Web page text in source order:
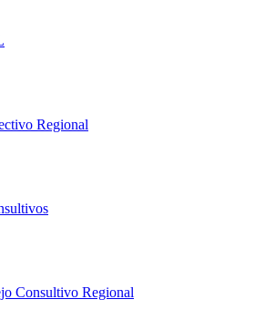
Regional
Consultivo Regional